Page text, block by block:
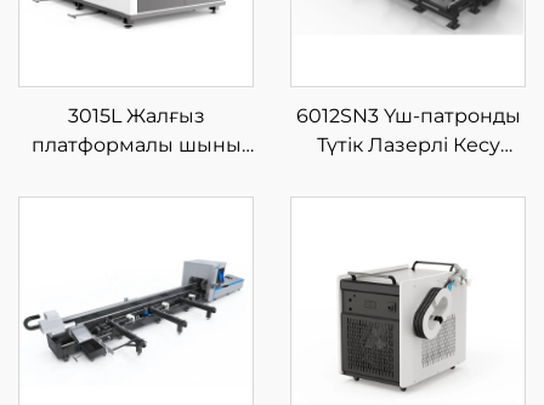
3015L Жалғыз
платформалы шыны
машинасы
6012SN3 Үш-патронды
Түтік Лазерлі Кесу